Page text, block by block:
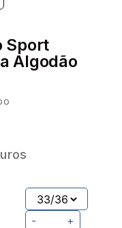
Sport
Algodão
- +